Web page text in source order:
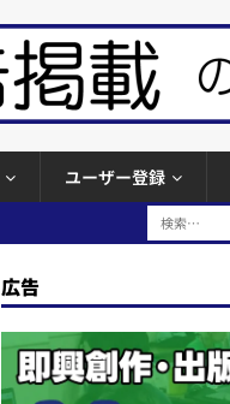
ユーザー登録
広告